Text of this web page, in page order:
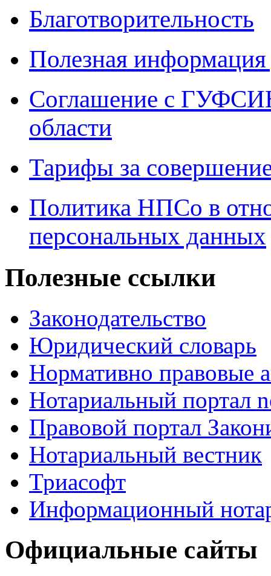
Благотворительность
Полезная
Соглашение с
области
Тарифы за
Политика НПСо в
персональных данных
Полезные ссылки
Законодательство
Юридический словарь
Нормативно правовые
Нотариальный портал
Правовой портал
Нотариальный вестник
Триасофт
Информационный
Официальные сайты